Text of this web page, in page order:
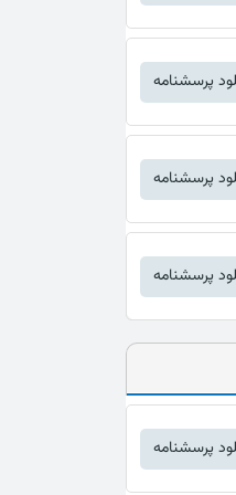
پرسشنامه
پرسشنامه
پرسشنامه
پرسشنامه